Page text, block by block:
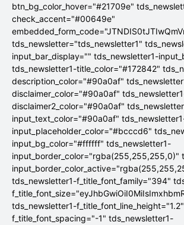
btn_bg_color_hover="#21709e"
check_accent="#00649e"
tds_newsletter="tds_newsletter1"
input_bar_display="" tds_newsletter1-
tds_newsletter1-title_color="#172842"
description_color="#90a0af"
disclaimer_color="#90a0af"
disclaimer2_color="#90a0af"
input_text_color="#90a0af"
input_placeholder_color="#bcccd6"
input_bg_color="#ffffff" tds_newsletter1-
input_border_color="rgba(255,255,255,0)"
tds_newsletter1-f_title_font_family="394"
tds_newsletter1-
f_title_font_spacing="-1" tds_newsletter1-